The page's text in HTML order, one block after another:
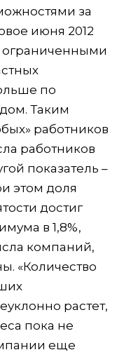
за
июня 2012
ограниченными
по
Таким
работников
работников
показатель –
этом доля
достиг
в 1,8%,
компаний,
«Количество
растет,
пока не
еще